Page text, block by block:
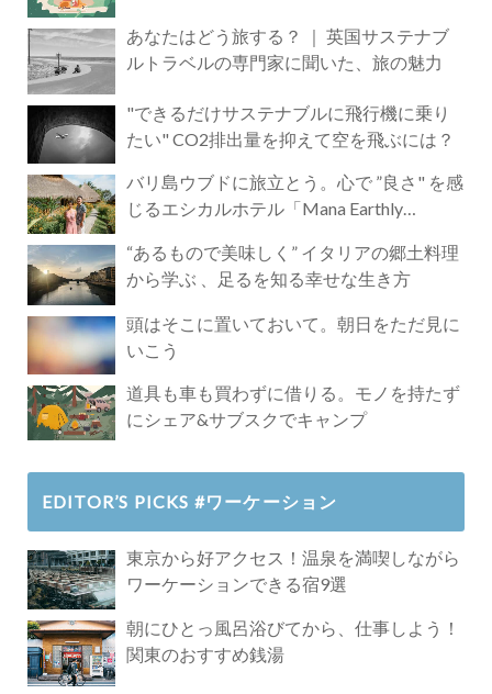
あなたはどう旅する？ ｜ 英国サステナブ
ルトラベルの専門家に聞いた、旅の魅力
"できるだけサステナブルに飛行機に乗り
たい" CO2排出量を抑えて空を飛ぶには？
バリ島ウブドに旅立とう。心で ”良さ" を感
じるエシカルホテル「Mana Earthly
“あるもので美味しく” イタリアの郷土料理
から学ぶ 、足るを知る幸せな生き方
頭はそこに置いておいて。朝日をただ見に
いこう
道具も車も買わずに借りる。モノを持たず
にシェア&サブスクでキャンプ
EDITOR’S PICKS #ワーケーション
東京から好アクセス！温泉を満喫しながら
ワーケーションできる宿9選
朝にひとっ風呂浴びてから、仕事しよう！
関東のおすすめ銭湯